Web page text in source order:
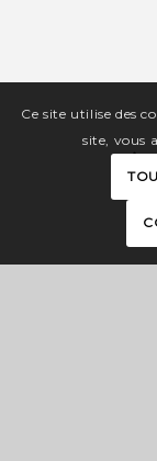
Ce site utilise des
site, vous